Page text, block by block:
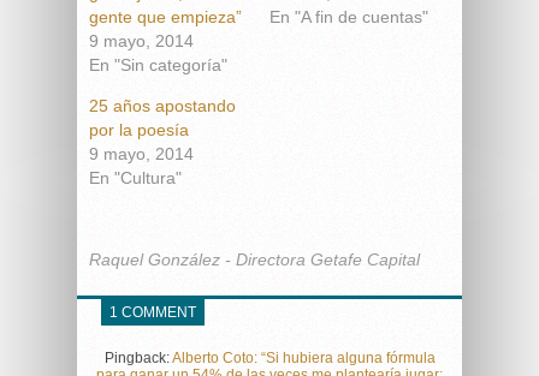
gente que empieza”
9 mayo, 2014
En "Sin categoría"
En "A fin de cuentas"
25 años apostando
por la poesía
9 mayo, 2014
En "Cultura"
Raquel González - Directora Getafe Capital
1 COMMENT
Pingback:Alberto Coto: “Si hubiera alguna fórmula